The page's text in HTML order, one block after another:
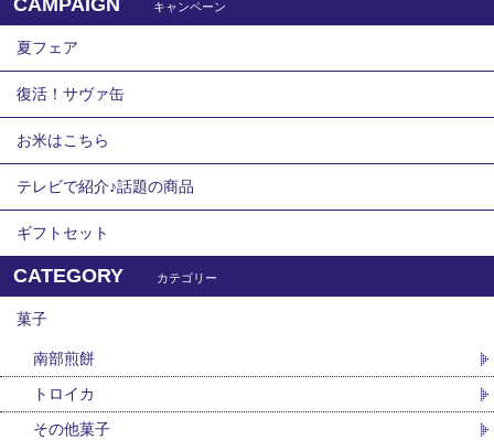
CAMPAIGN キャンペーン
夏フェア
復活！サヴァ缶
お米はこちら
テレビで紹介♪話題の商品
ギフトセット
CATEGORY カテゴリー
菓子
南部煎餅
トロイカ
その他菓子